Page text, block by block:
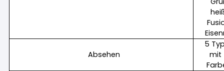
Absehen
5
mit